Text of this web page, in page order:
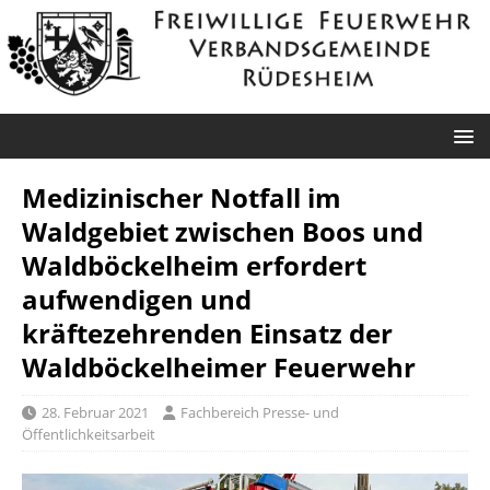
Medizinischer Notfall im
Waldgebiet zwischen Boos und
Waldböckelheim erfordert
aufwendigen und
kräftezehrenden Einsatz der
Waldböckelheimer Feuerwehr
28. Februar 2021
Fachbereich Presse- und
Öffentlichkeitsarbeit